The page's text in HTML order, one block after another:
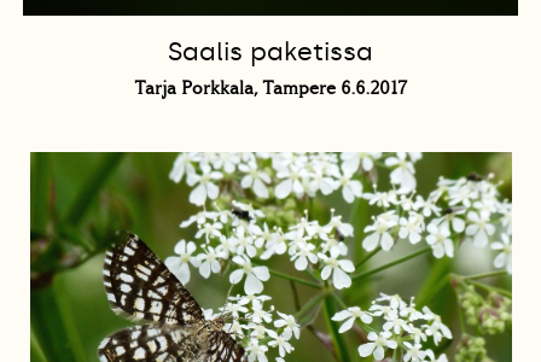
Saalis paketissa
Tarja Porkkala, Tampere 6.6.2017